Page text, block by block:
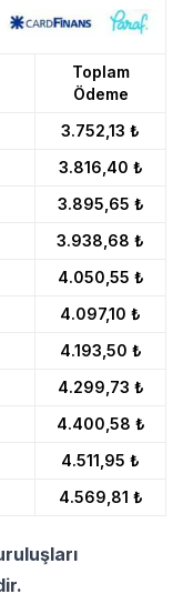
Toplam
Ödeme
3.752,13 ₺
3.816,40 ₺
3.895,65 ₺
3.938,68 ₺
4.050,55 ₺
4.097,10 ₺
4.193,50 ₺
4.299,73 ₺
4.400,58 ₺
4.511,95 ₺
4.569,81 ₺